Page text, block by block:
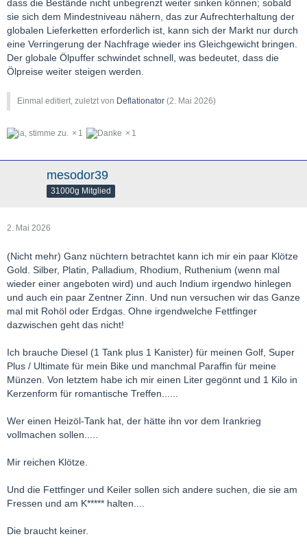
dass die Bestände nicht unbegrenzt weiter sinken können; sobald
sie sich dem Mindestniveau nähern, das zur Aufrechterhaltung der
globalen Lieferketten erforderlich ist, kann sich der Markt nur durch
eine Verringerung der Nachfrage wieder ins Gleichgewicht bringen.
Der globale Ölpuffer schwindet schnell, was bedeutet, dass die
Ölpreise weiter steigen werden.
Einmal editiert, zuletzt von Deflationator (2. Mai 2026)
1 1
mesodor39
31000g Mitglied
2. Mai 2026
(Nicht mehr) Ganz nüchtern betrachtet kann ich mir ein paar Klötze
Gold. Silber, Platin, Palladium, Rhodium, Ruthenium (wenn mal
wieder einer angeboten wird) und auch Indium irgendwo hinlegen
und auch ein paar Zentner Zinn. Und nun versuchen wir das Ganze
mal mit Rohöl oder Erdgas. Ohne irgendwelche Fettfinger
dazwischen geht das nicht!
Ich brauche Diesel (1 Tank plus 1 Kanister) für meinen Golf, Super
Plus / Ultimate für mein Bike und manchmal Paraffin für meine
Münzen. Von letztem habe ich mir einen Liter gegönnt und 1 Kilo in
Kerzenform für romantische Treffen......
Wer einen Heizöl-Tank hat, der hätte ihn vor dem Irankrieg
vollmachen sollen.....
Mir reichen Klötze.
Und die Fettfinger und Keiler sollen sich andere suchen, die sie am
Fressen und am K***** halten....
Die braucht keiner.